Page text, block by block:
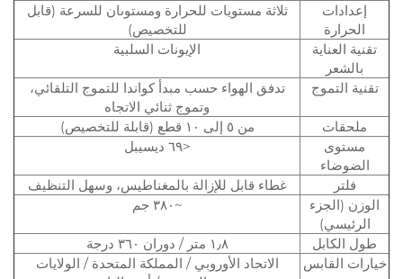
إعدادات
الحرارة
ثلاثة مستويات للحرارة ومستوىان للسرعة (قابل
للتخصيص)
تقنية العناية
بالشعر
الإيونات السلبية
تقنية التموج
تدفق الهواء حسب مبدأ كواندا للتموج التلقائي،
وتموج ثنائي الاتجاه
ملحقات
من ٥ إلى ١٠ قطع (قابلة للتخصيص)
مستوى
الضوضاء
<٦٩ ديسيبل
فلتر
غطاء قابل للإزالة بالمغناطيس، وسهل التنظيف
الوزن (الجزء
الرئيسي)
~٣٨٠ جم
طول الكابل
١٫٨ متر / دوران ٣٦٠ درجة
خيارات القابس
الاتحاد الأوروبي / المملكة المتحدة / الولايات